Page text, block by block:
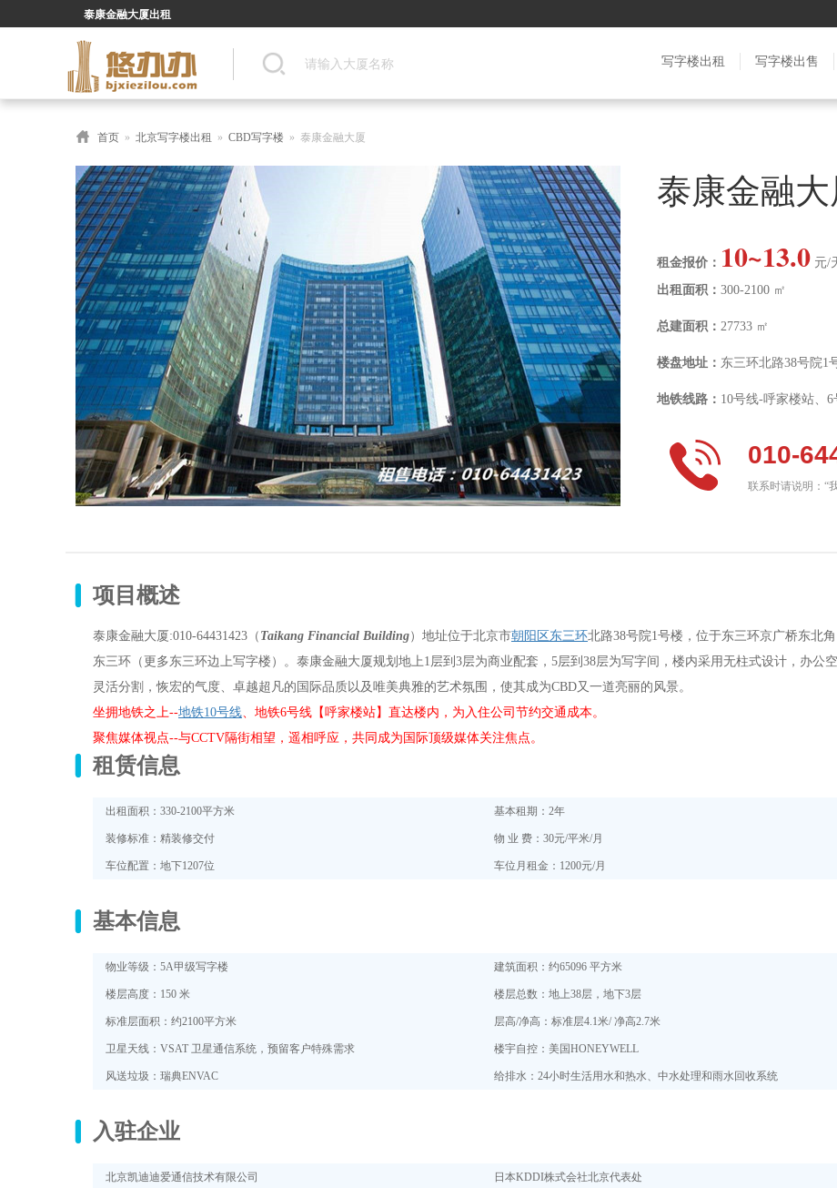
泰康金融大厦出租
写字楼出租 写字楼出售
首页 » 北京写字楼出租 » CBD写字楼 » 泰康金融大厦
泰康金融大
租金报价： 10~13.0 元/
出租面积： 300-2100 ㎡
总建面积： 27733 ㎡
楼盘地址： 东三环北路38号院1
地铁线路： 10号线-呼家楼站、
010-
联系时请说明：“
项目概述
泰康金融大厦:010-64431423（ Taikang Financial Building）地址位于北京市朝阳区东三环北路38号院1号楼，位于东三环京广桥东北
东三环（更多东三环边上写字楼）。泰康金融大厦规划地上1层到3层为商业配套，5层到38层为写字间，楼内采用无柱式设计，办公
灵活分割，恢宏的气度、卓越超凡的国际品质以及唯美典雅的艺术氛围，使其成为CBD又一道亮丽的风景。
坐拥地铁之上--地铁10号线、地铁6号线【呼家楼站】直达楼内，为入住公司节约交通成本。
聚焦媒体视点--与CCTV隔街相望，遥相呼应，共同成为国际顶级媒体关注焦点。
租赁信息
出租面积：330-2100平方米 基本租期：2年
装修标准：精装修交付 物 业 费：30元/平米/月
车位配置：地下1207位 车位月租金：1200元/月
基本信息
物业等级：5A甲级写字楼 建筑面积：约65096 平方米
楼层高度：150 米 楼层总数：地上38层，地下3层
标准层面积：约2100平方米 层高/净高：标准层4.1米/ 净高2.7米
卫星天线：VSAT 卫星通信系统，预留客户特殊需求 楼宇自控：美国HONEYWELL
风送垃圾：瑞典ENVAC 给排水：24小时生活用水和热水、中水处理和雨水回收系统
入驻企业
北京凯迪迪爱通信技术有限公司 日本KDDI株式会社北京代表处